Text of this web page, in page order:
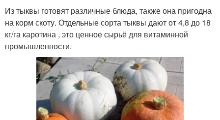
Из тыквы готовят различные блюда, также она пригодна
на корм скоту. Отдельные сорта тыквы дают от 4,8 до 18
кг/га каротина , это ценное сырьё для витаминной
промышленности.